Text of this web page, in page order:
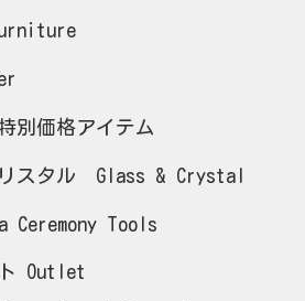
別価格アイテム
スタル Glass & Crystal
Ceremony Tools
Outlet